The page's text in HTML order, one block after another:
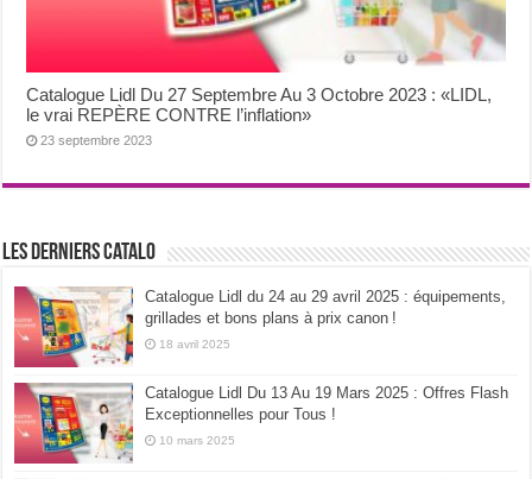
Catalogue Lidl Du 27 Septembre Au 3 Octobre 2023 : «LIDL,
le vrai REPÈRE CONTRE l’inflation»
23 septembre 2023
Les derniers catalo
Catalogue Lidl du 24 au 29 avril 2025 : équipements,
grillades et bons plans à prix canon !
18 avril 2025
Catalogue Lidl Du 13 Au 19 Mars 2025 : Offres Flash
Exceptionnelles pour Tous !
10 mars 2025